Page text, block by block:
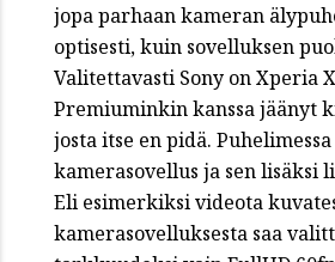
jopa parhaan kameran
optisesti, kuin sovelluksen
Valitettavasti Sony on Xperia
Premiuminkin kanssa jäänyt
josta itse en pidä.
kamerasovellus ja sen lisäksi
Eli esimerkiksi videota
kamerasovelluksesta saa